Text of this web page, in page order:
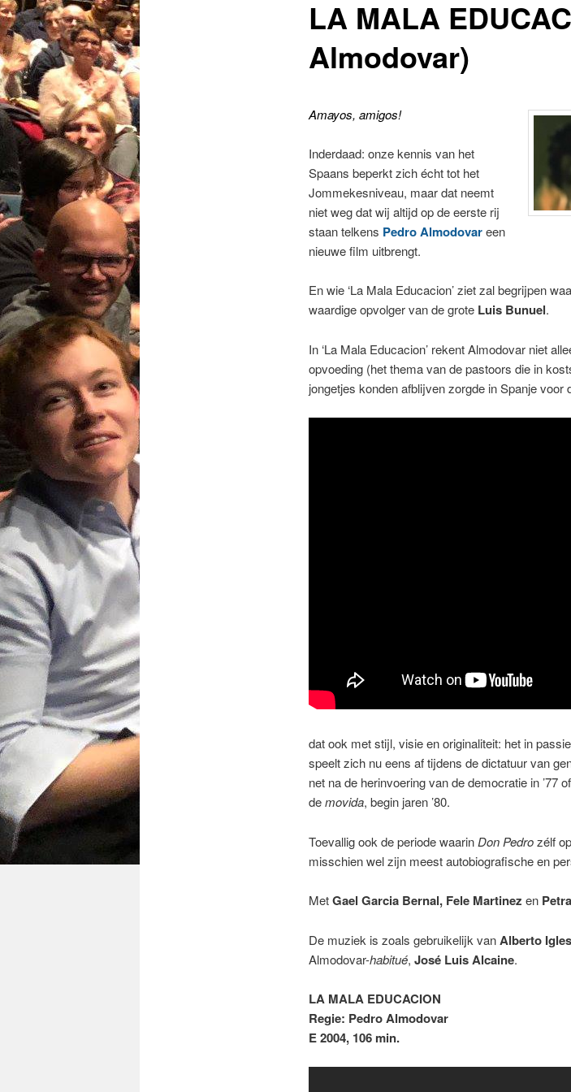
LA MALA
Almodovar)
Amayos, amigos!
Inderdaad: onze kennis van het
Spaans beperkt zich écht tot het
Jommekesniveau, maar dat neemt
niet weg dat wij altijd op de eerste rij
staan telkens Pedro Almodovareen
nieuwe film uitbrengt.
En wie ‘La Mala Educacion’ ziet zal begrijpen
waardige opvolger van de grote Luis Bunuel.
In ‘La Mala Educacion’ rekent Almodovar niet
opvoeding (het thema van de pastoors die in
jongetjes konden afblijven zorgde in Spanje
dat ook met stijl, visie en originaliteit: het in
speelt zich nu eens af tijdens de dictatuur van
net na de herinvoering van de democratie in ’77
demovida, begin jaren ’80.
Toevallig ook de periode waarin Don Pedrozélf
misschien wel zijn meest autobiografische en
MetGael Garcia Bernal, Fele Martinez en
De muziek is zoals gebruikelijk vanAlberto
Almodovar-habitué, José Luis Alcaine.
LA MALA EDUCACION
Regie: Pedro Almodovar
E 2004, 106 min.